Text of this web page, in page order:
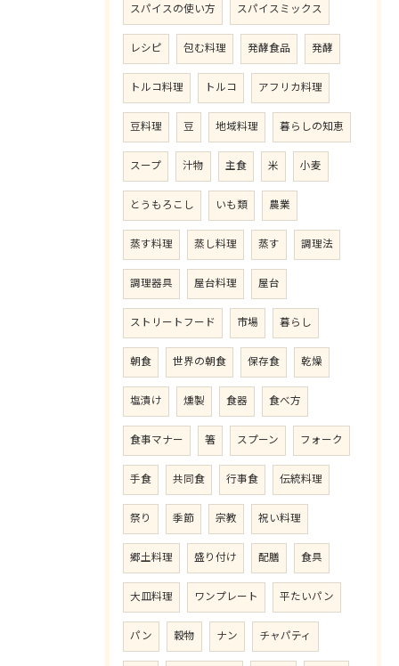
スパイスの使い方 スパイスミックス
レシピ 包む料理 発酵食品 発酵
トルコ料理 トルコ アフリカ料理
豆料理 豆 地域料理 暮らしの知恵
スープ 汁物 主食 米 小麦
とうもろこし いも類 農業
蒸す料理 蒸し料理 蒸す 調理法
調理器具 屋台料理 屋台
ストリートフード 市場 暮らし
朝食 世界の朝食 保存食 乾燥
塩漬け 燻製 食器 食べ方
食事マナー 箸 スプーン フォーク
手食 共同食 行事食 伝統料理
祭り 季節 宗教 祝い料理
郷土料理 盛り付け 配膳 食具
大皿料理 ワンプレート 平たいパン
パン 穀物 ナン チャパティ